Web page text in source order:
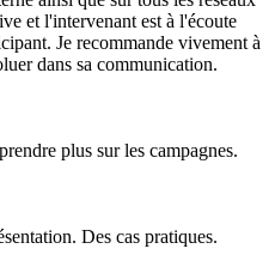
et l'intervenant est à l'écoute
Je recommande vivement à
dans sa communication.
plus sur les campagnes.
Des cas pratiques.